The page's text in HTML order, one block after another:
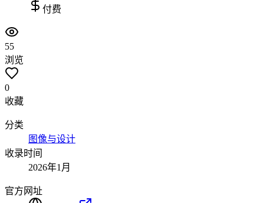
付费
55
浏览
0
收藏
分类
图像与设计
收录时间
2026年1月
官方网址